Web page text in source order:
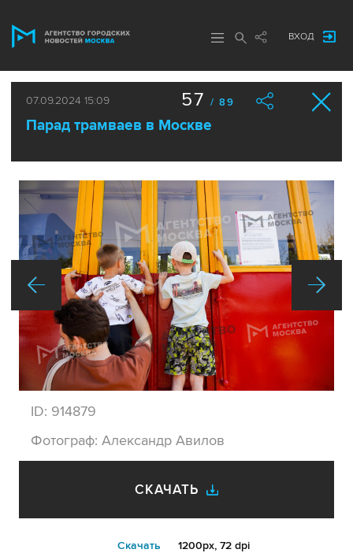
ВХОД
07.09.2024 15:09
Парад трамваев в Москве
57 / 89
ID: 914879
Фотограф: Александр Авилов
СКАЧАТЬ
Cкачать 1200px, 72 dpi